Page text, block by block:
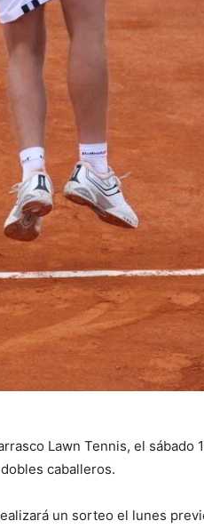
Lawn Tennis, el sábado
caballeros.
un sorteo el lunes